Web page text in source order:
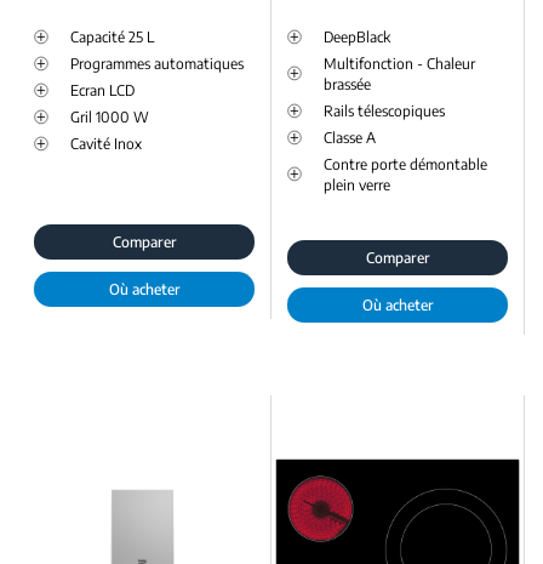
Capacité 25 L
Programmes automatiques
Ecran LCD
Gril 1000 W
Cavité Inox
Comparer
Où acheter
DeepBlack
Multifonction - Chaleur
brassée
Rails télescopiques
Classe A
Contre porte démontable
plein verre
Comparer
Où acheter